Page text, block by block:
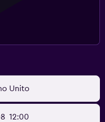
Unito
12:00